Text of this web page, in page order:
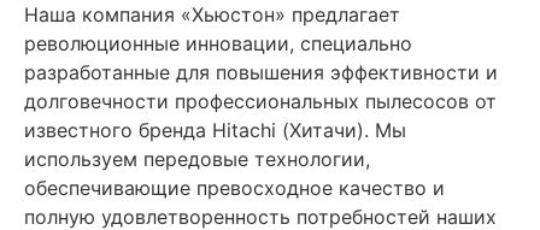
Наша компания «Хьюстон» предлагает
революционные инновации, специально
разработанные для повышения эффективности и
долговечности профессиональных пылесосов от
известного бренда Hitachi (Хитачи). Мы
используем передовые технологии,
обеспечивающие превосходное качество и
полную удовлетворенность потребностей наших